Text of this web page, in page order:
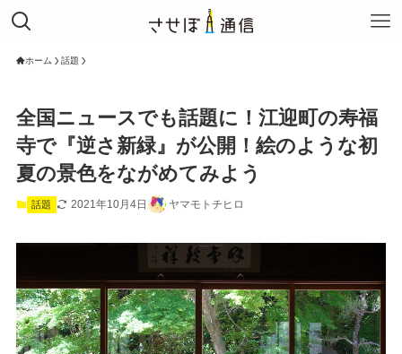
ホーム 話題
全国ニュースでも話題に！江迎町の寿福
寺で『逆さ新緑』が公開！絵のような初
夏の景色をながめてみよう
話題 2021年10月4日 ヤマモトチヒロ